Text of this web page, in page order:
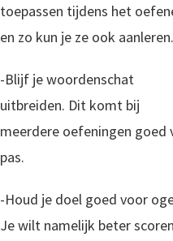
toepassen tijdens het
en zo kun je ze ook aanleren.
-Blijf je woordenschat
uitbreiden. Dit komt bij
meerdere oefeningen goed
pas.
-Houd je doel goed voor
Je wilt namelijk beter scoren